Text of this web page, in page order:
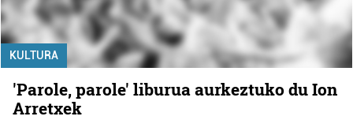
KULTURA
'Parole, parole' liburua aurkeztuko du Ion
Arretxek